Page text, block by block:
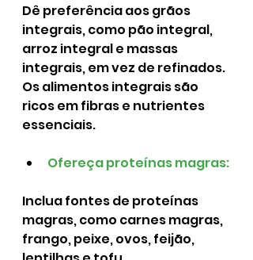
Dê preferência aos grãos
integrais, como pão integral,
arroz integral e massas
integrais, em vez de refinados.
Os alimentos integrais são
ricos em fibras e nutrientes
essenciais.
Ofereça proteínas magras:
Inclua fontes de proteínas
magras, como carnes magras,
frango, peixe, ovos, feijão,